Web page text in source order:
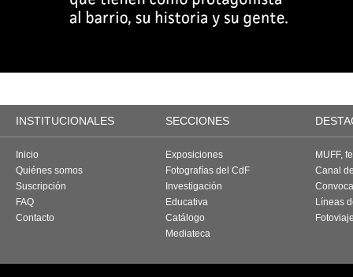
INSTITUCIONALES SECCIONES
Inicio
Quiénes somos
Suscripción
FAQ
Contacto
Exposiciones
Fotografías del CdF
Investigación
Educativa
Catálogo
Mediateca
MUFF,
Canal
Líneas